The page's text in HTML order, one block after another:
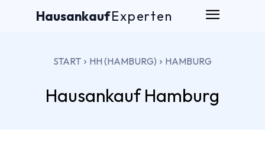
HausankaufExperten
START HH (HAMBURG) HAMBURG
HausankaufHamburg